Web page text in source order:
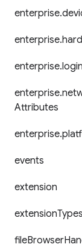
enterprise.
enterprise.
enterprise.login
enterprise.
Attributes
enterprise.
events
extension
extensionTypes
fileBrowser